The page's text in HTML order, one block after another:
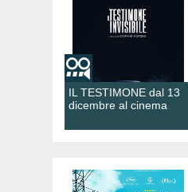
IL TESTIMONE dal 13
dicembre al cinema